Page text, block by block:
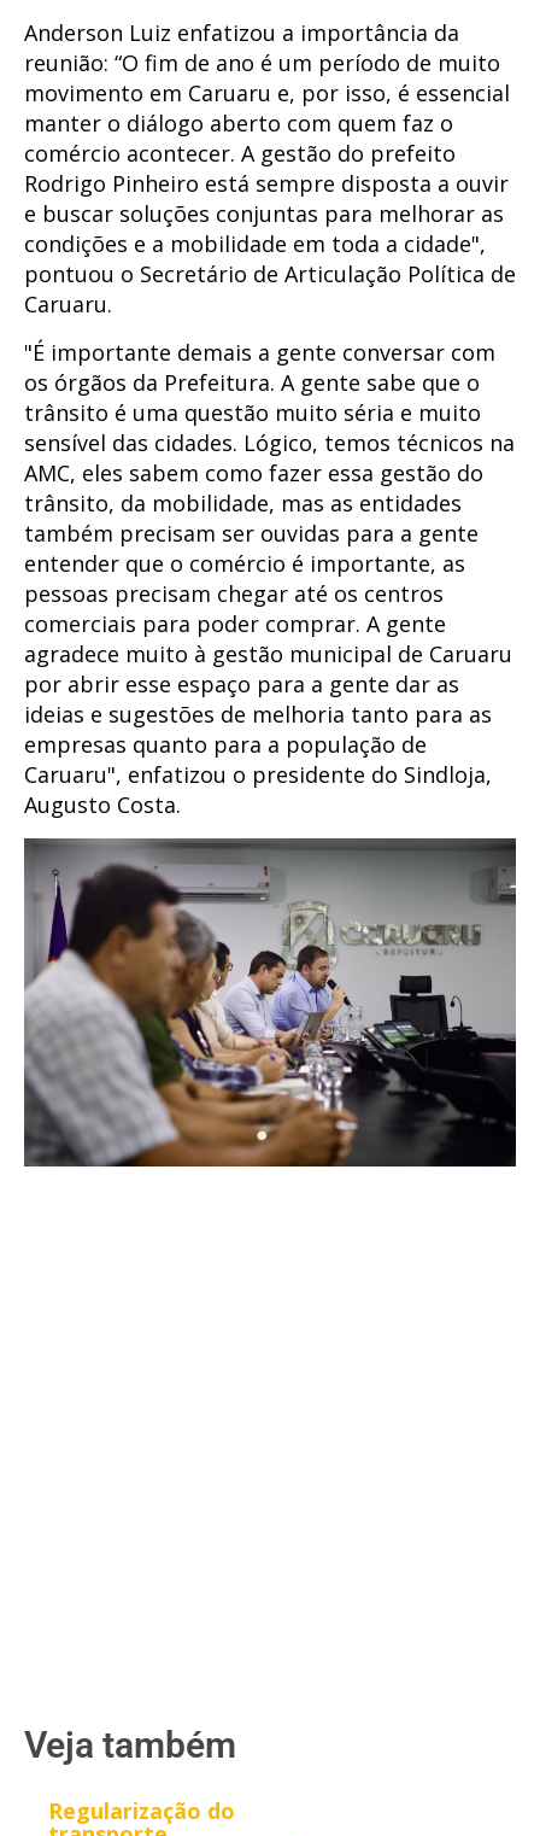
Anderson Luiz enfatizou a importância da
reunião: “O fim de ano é um período de muito
movimento em Caruaru e, por isso, é essencial
manter o diálogo aberto com quem faz o
comércio acontecer. A gestão do prefeito
Rodrigo Pinheiro está sempre disposta a ouvir
e buscar soluções conjuntas para melhorar as
condições e a mobilidade em toda a cidade",
pontuou o Secretário de Articulação Política de
Caruaru.
"É importante demais a gente conversar com
os órgãos da Prefeitura. A gente sabe que o
trânsito é uma questão muito séria e muito
sensível das cidades. Lógico, temos técnicos na
AMC, eles sabem como fazer essa gestão do
trânsito, da mobilidade, mas as entidades
também precisam ser ouvidas para a gente
entender que o comércio é importante, as
pessoas precisam chegar até os centros
comerciais para poder comprar. A gente
agradece muito à gestão municipal de Caruaru
por abrir esse espaço para a gente dar as
ideias e sugestões de melhoria tanto para as
empresas quanto para a população de
Caruaru", enfatizou o presidente do Sindloja,
Augusto Costa.
Veja também
Regularização do